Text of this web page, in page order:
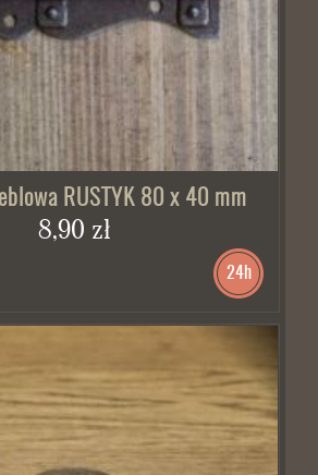
RUSTYK 80 x 40 mm
8,90 zł
24h